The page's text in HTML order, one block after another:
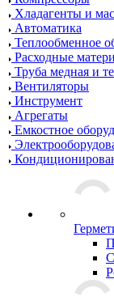
Хладагенты и
Автоматика
Теплообменное
Расходные
Труба медная и
Вентиляторы
Инструмент
Агрегаты
Емкостное